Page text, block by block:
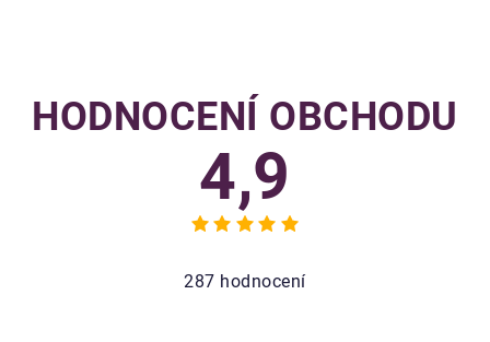
HODNOCENÍ OBCHODU
4,9
Průměrné
je
287 hodnocení